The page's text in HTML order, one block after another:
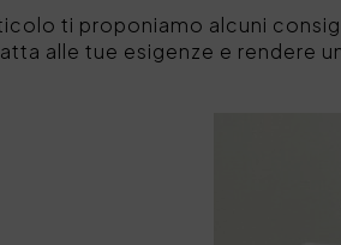
ti proponiamo alcuni
alle tue esigenze e rendere